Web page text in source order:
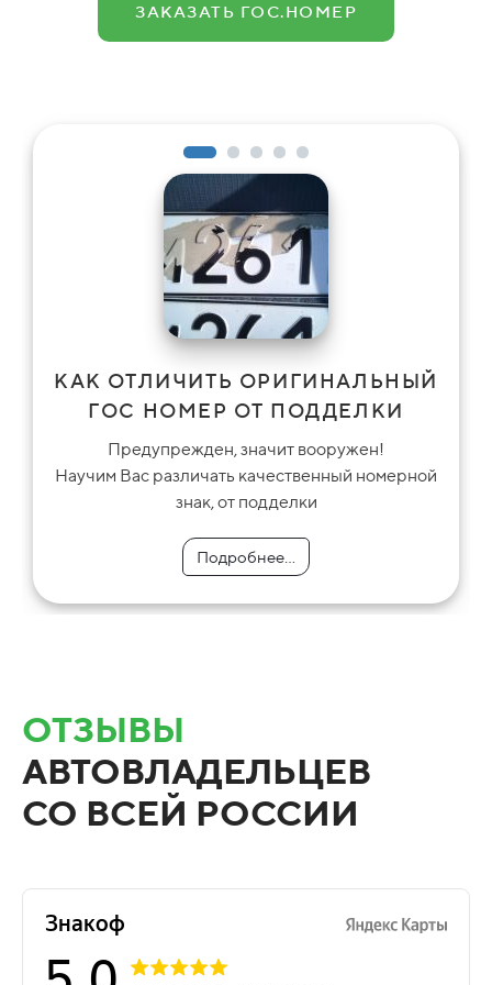
ЗАКАЗАТЬ ГОС.НОМЕР
КАК ОТЛИЧИТЬ ОРИГИНАЛЬНЫЙ
ГОС НОМЕР ОТ ПОДДЕЛКИ
Предупрежден, значит вооружен!
Научим Вас различать качественный номерной
знак, от подделки
Подробнее...
Подробнее...
Подробнее...
Подробнее...
Подробнее...
ОТЗЫВЫ
АВТОВЛАДЕЛЬЦЕВ
СО ВСЕЙ РОССИИ